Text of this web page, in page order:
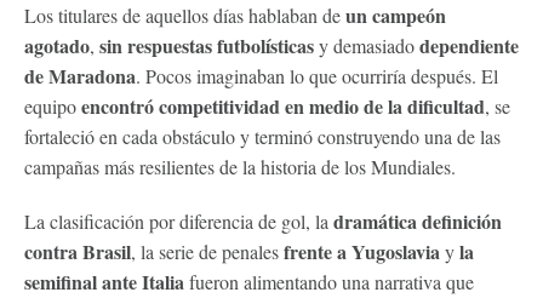
Los titulares de aquellos días hablaban deun campeón
agotado, sin respuestas futbolísticasy demasiadodependiente
de Maradona. Pocos imaginaban lo que ocurriría después. El
equipoencontró competitividad en medio de la dificultad, se
fortaleció en cada obstáculo y terminó construyendo una de las
campañas más resilientes de la historia de los Mundiales.
La clasificación por diferencia de gol, ladramática definición
contra Brasil, la serie de penalesfrente a Yugoslaviayla
semifinal ante Italiafueron alimentando una narrativa que